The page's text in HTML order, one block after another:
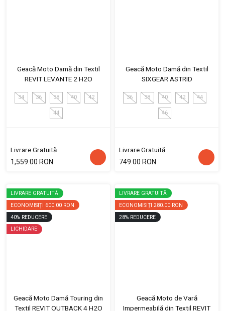
Geacă Moto Damă din Textil
REVIT LEVANTE 2 H2O
34 36 38 40 42
44
Livrare Gratuită
1,559.00 RON
Geacă Moto Damă din Textil
SIXGEAR ASTRID
36 38 40 42 44
46
Livrare Gratuită
749.00 RON
LIVRARE GRATUITĂ
ECONOMISIȚI 600.00 RON
40% REDUCERE
LICHIDARE
Geacă Moto Damă Touring din
Textil REVIT OUTBACK 4 H2O
LIVRARE GRATUITĂ
ECONOMISIȚI 280.00 RON
28% REDUCERE
Geacă Moto de Vară
Impermeabilă din Textil REVIT